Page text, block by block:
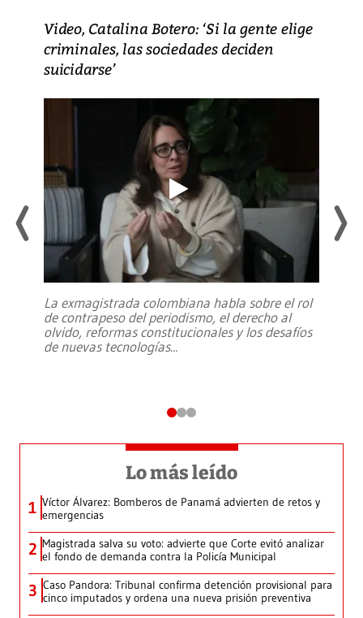
Video, Catalina Botero: ‘Si la gente elige
criminales, las sociedades deciden
suicidarse’
La exmagistrada colombiana habla sobre el rol
de contrapeso del periodismo, el derecho al
olvido, reformas constitucionales y los desafíos
de nuevas tecnologías...
Lo más leído
1 Víctor Álvarez: Bomberos de Panamá advierten de retos y
emergencias
2 Magistrada salva su voto: advierte que Corte evitó analizar
el fondo de demanda contra la Policía Municipal
3 Caso Pandora: Tribunal confirma detención provisional para
cinco imputados y ordena una nueva prisión preventiva